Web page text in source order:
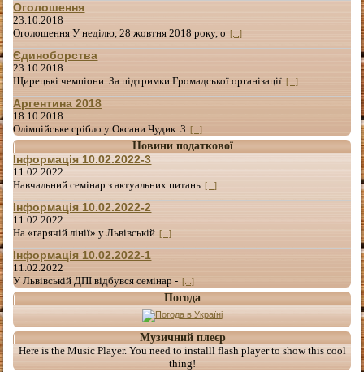
Оголошення
23.10.2018
Оголошення У неділю, 28 жовтня 2018 року, о [...]
Єдиноборства
23.10.2018
Щирецькі чемпіони За підтримки Громадської організації [...]
Аргентина 2018
18.10.2018
Олімпійське срібло у Оксани Чудик З [...]
Новини податкової
Інформація 10.02.2022-3
11.02.2022
Навчальний семінар з актуальних питань [...]
Інформація 10.02.2022-2
11.02.2022
На «гарячій лінії» у Львівській [...]
Інформація 10.02.2022-1
11.02.2022
У Львівській ДПІ відбувся семінар - [...]
Погода
Музичний плеєр
Here is the Music Player. You need to installl flash player to show this cool
thing!